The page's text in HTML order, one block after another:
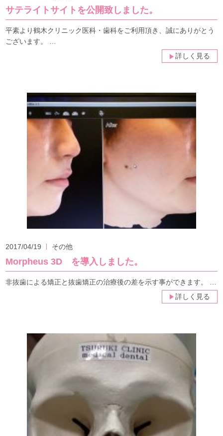
サテライトサイトを公開致しました。
平素より鶴木クリニック医科・歯科をご利用頂き、誠にありがとう
ございます。 …
詳しく見る
2017/04/19 その他
Morpheus 3D を導入しました。
非抜歯による矯正と抜歯矯正の治療後の差を示す事ができます。 …
詳しく見る